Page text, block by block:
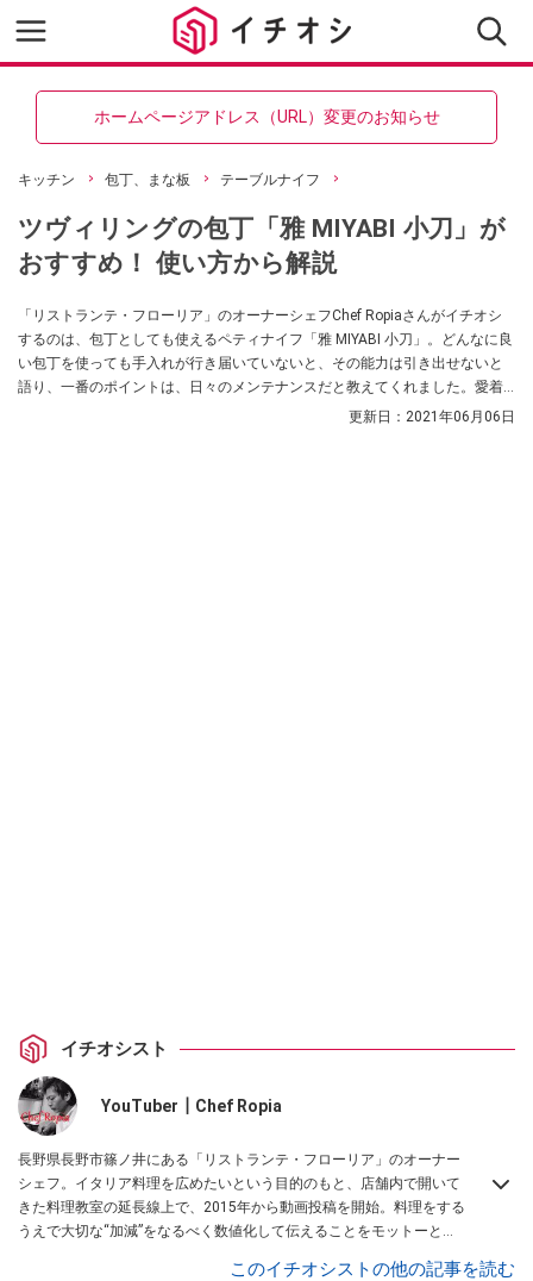
ホームページアドレス（URL）変更のお知らせ
キッチン 包丁、まな板 テーブルナイフ
ツヴィリングの包丁「雅 MIYABI 小刀」が
おすすめ！ 使い方から解説
「リストランテ・フローリア」のオーナーシェフChef Ropiaさんがイチオシ
するのは、包丁としても使えるペティナイフ「雅 MIYABI 小刀」。どんなに良
い包丁を使っても手入れが行き届いていないと、その能力は引き出せないと
語り、一番のポイントは、日々のメンテナンスだと教えてくれました。愛着
のない包丁よりも気に入った1本を持つほうが長く使ううえで重要になるんだ
更新日： 2021年06月06日
イチオシスト
YouTuber┃Chef Ropia
長野県長野市篠ノ井にある「リストランテ・フローリア」のオーナー
シェフ。イタリア料理を広めたいという目的のもと、店舗内で開いて
きた料理教室の延長線上で、2015年から動画投稿を開始。料理をする
うえで大切な“加減”をなるべく数値化して伝えることをモットーとし
このイチオシストの他の記事を読む